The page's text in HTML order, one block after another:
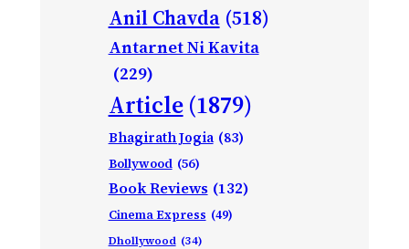
Anil Chavda (518)
Antarnet Ni Kavita
(229)
Article (1879)
Bhagirath Jogia (83)
Bollywood (56)
Book Reviews (132)
Cinema Express (49)
Dhollywood (34)